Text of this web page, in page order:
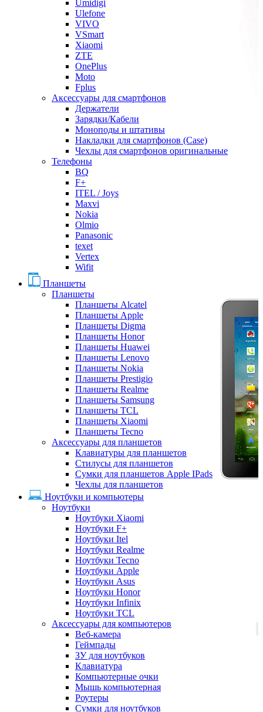
Umidigi
Ulefone
VIVO
VSmart
Xiaomi
ZTE
OnePlus
Moto
Fplus
Аксессуары для смартфонов
Держатели
Зарядки/Кабели
Моноподы и штативы
Накладки для смартфонов (Case)
Чехлы для смартфонов оригинальные
Телефоны
BQ
F+
ITEL / Joys
Maxvi
Nokia
Olmio
Panasonic
texet
Vertex
Wifit
Планшеты
Планшеты
Планшеты Alcatel
Планшеты Apple
Планшеты Digma
Планшеты Honor
Планшеты Huawei
Планшеты Lenovo
Планшеты Nokia
Планшеты Prestigio
Планшеты Realme
Планшеты Samsung
Планшеты TCL
Планшеты Xiaomi
Планшеты Tecno
Аксессуары для планшетов
Клавиатуры для планшетов
Стилусы для планшетов
Сумки для планшетов Apple IPads
Чехлы для планшетов
Ноутбуки и компьютеры
Ноутбуки
Ноутбуки Xiaomi
Ноутбуки F+
Ноутбуки Itel
Ноутбуки Realme
Ноутбуки Tecno
Ноутбуки Apple
Ноутбуки Asus
Ноутбуки Honor
Ноутбуки Infinix
Ноутбуки TCL
Аксессуары для компьютеров
Веб-камера
Геймпады
ЗУ для ноутбуков
Клавиатура
Компьютерные очки
Мышь компьютерная
Роутеры
Сумки для ноутбуков